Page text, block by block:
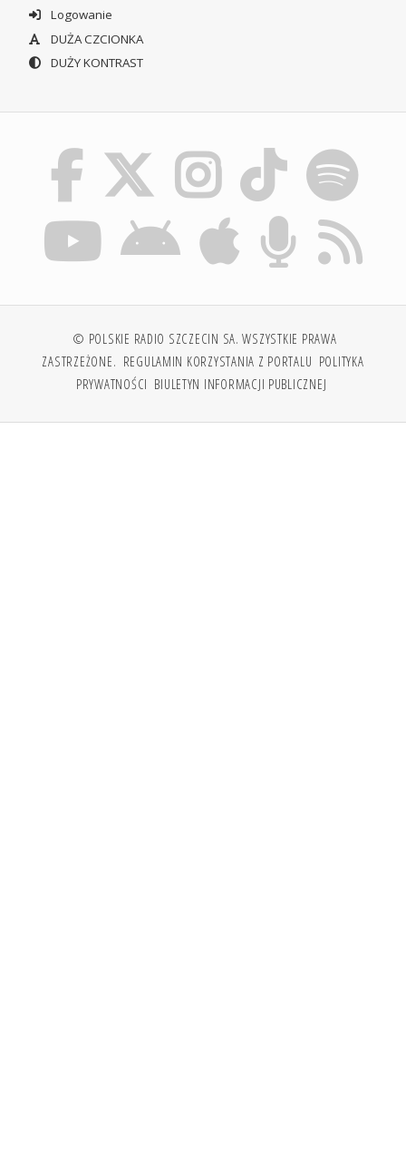
Logowanie
DUŻA CZCIONKA
DUŻY KONTRAST
© POLSKIE RADIO SZCZECIN SA. WSZYSTKIE PRAWA
ZASTRZEŻONE. REGULAMIN KORZYSTANIA Z PORTALU POLITYKA
PRYWATNOŚCI BIULETYN INFORMACJI PUBLICZNEJ